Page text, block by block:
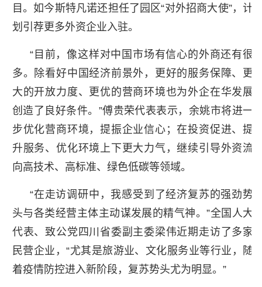
目。如今斯特凡诺还担任了园区“对外招商大使”，计
划引荐更多外资企业入驻。
“目前，像这样对中国市场有信心的外商还有很
多。除看好中国经济前景外，更好的服务保障、更
大的开放力度、更优的营商环境也为外企在华发展
创造了良好条件。”傅贵荣代表表示，余姚市将进一
步优化营商环境，提振企业信心；在投资促进、提
升服务、优化环境上下更大力气，继续引导外资流
向高技术、高标准、绿色低碳等领域。
“在走访调研中，我感受到了经济复苏的强劲势
头与各类经营主体主动谋发展的精气神。”全国人大
代表、致公党四川省委副主委梁伟近期走访了多家
民营企业，“尤其是旅游业、文化服务业等行业，随
着疫情防控进入新阶段，复苏势头尤为明显。”